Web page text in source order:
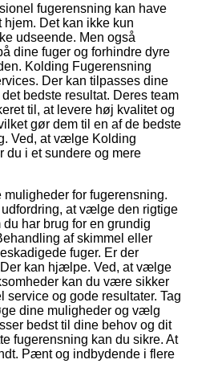
fugerensning kan have
hjem. Det kan ikke kun
udseende. Men også
dine fuger og forhindre dyre
Kolding Fugerensning
Der kan tilpasses dine
bedste resultat. Deres team
til, at levere høj kvalitet og
gør dem til en af de bedste
Ved, at vælge Kolding
du i et sundere og mere
muligheder for fugerensning.
at vælge den rigtige
har brug for en grundig
af skimmel eller
fuger. Er der
kan hjælpe. Ved, at vælge
kan du være sikker
service og gode resultater. Tag
dine muligheder og vælg
bedst til dine behov og dit
fugerensning kan du sikre. At
Pænt og indbydende i flere